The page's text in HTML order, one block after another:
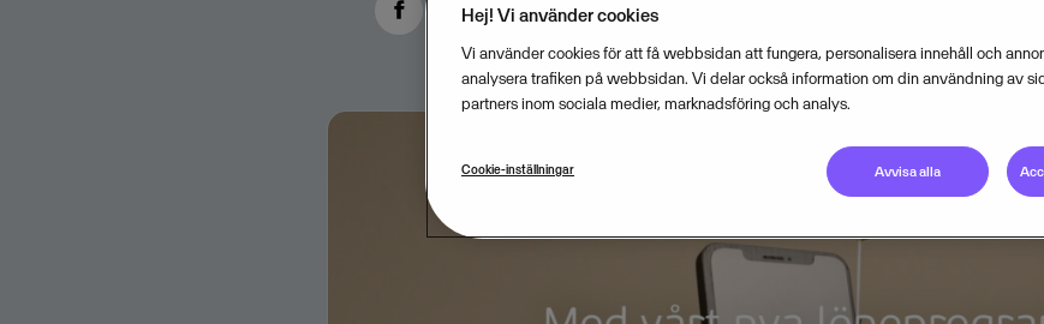
SEPTEMBER 23, 2021
Hej! Vi använder cookies
Vi använder cookies för att få webbsidan att fungera, personalisera innehåll och
analysera trafiken på webbsidan. Vi delar också information om din användning av
partners inom sociala medier, marknadsföring och analys.
Cookie-inställningar Avvisa alla